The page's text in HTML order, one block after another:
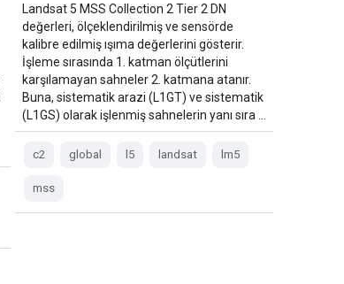
Landsat 5 MSS Collection 2 Tier 2 DN
değerleri, ölçeklendirilmiş ve sensörde
kalibre edilmiş ışıma değerlerini gösterir.
İşleme sırasında 1. katman ölçütlerini
karşılamayan sahneler 2. katmana atanır.
Buna, sistematik arazi (L1GT) ve sistematik
(L1GS) olarak işlenmiş sahnelerin yanı sıra …
c2 global l5 landsat lm5
mss